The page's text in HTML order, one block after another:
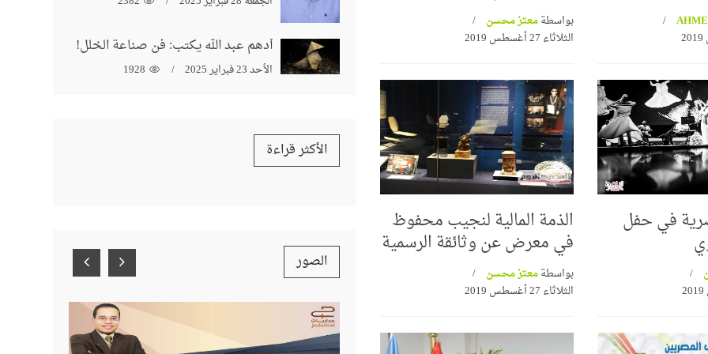
بواسطةمعتز محسن
الثلاثاء 27 أغسطس 2019
في حفل الذمة المالية لنجيب محفوظ
في معرض عن وثائقة الرسمية
بواسطةمعتز محسن
الثلاثاء 27 أغسطس 2019
أدهم عبد الله يكتب: فن صناعة الخلل!
الأحد 23 فبراير 2025 1928
الأكثر قراءة
الصور